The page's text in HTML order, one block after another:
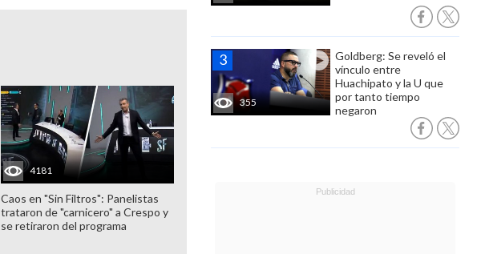
355
Goldberg: Se reveló el
vínculo entre
Huachipato y la U que
por tanto tiempo
negaron
4181
Caos en "Sin Filtros": Panelistas
trataron de "carnicero" a Crespo y
se retiraron del programa